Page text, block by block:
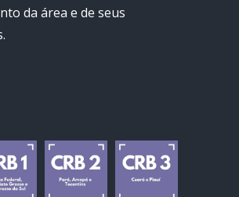
da área e de seus